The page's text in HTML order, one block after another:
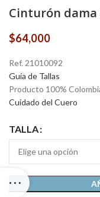
Cinturón
$64,000
Ref. 21010092
Guía de Tallas
Producto 100%
Cuidado del Cuero
TALLA